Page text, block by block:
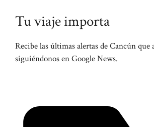
Tu viaje importa
Recibe las últimas alertas de Cancún que
siguiéndonos en Google News.